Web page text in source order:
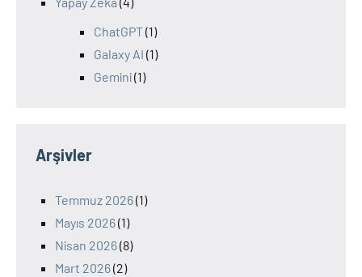
ChatGPT(1)
Galaxy AI (1)
Gemini(1)
Arşivler
Temmuz 2026(1)
Mayıs 2026(1)
Nisan 2026(8)
Mart 2026(2)